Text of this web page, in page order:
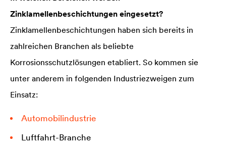
Zinklamellenbeschichtungen eingesetzt?
Zinklamellenbeschichtungen haben sich bereits in
zahlreichen Branchen als beliebte
Korrosionsschutzlösungen etabliert. So kommen sie
unter anderem in folgenden Industriezweigen zum
Einsatz:
Automobilindustrie
Luftfahrt-Branche